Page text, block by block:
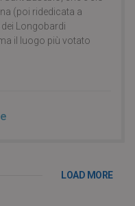
(poi ridedicata a
Longobardi
il luogo più votato
LOAD MORE